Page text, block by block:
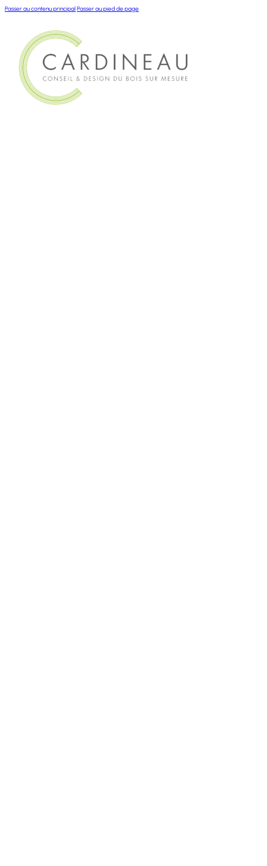
Passer au contenu principalPasser au pied de page